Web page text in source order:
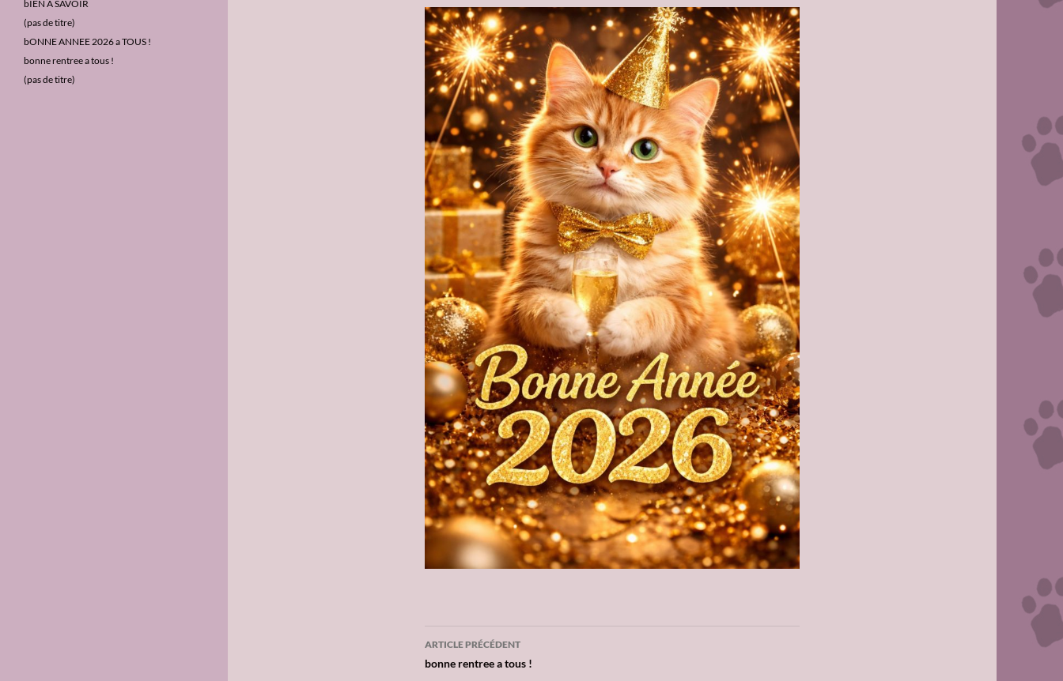
Navigation
ARTICLE PRÉCÉDENT
bonne rentree a tous !
c
h
r
:
bIEN A SAVOIR
(pas de titre)
bONNE ANNEE 2026 a TOUS !
bonne rentree a tous !
(pas de titre)